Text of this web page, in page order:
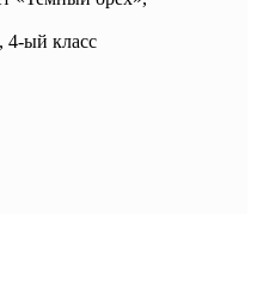
4-ый класс